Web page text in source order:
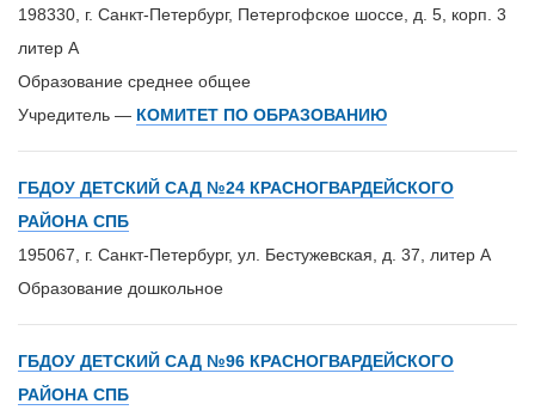
198330, г. Санкт-Петербург, Петергофское шоссе, д. 5, корп. 3
литер А
Образование среднее общее
Учредитель — КОМИТЕТ ПО ОБРАЗОВАНИЮ
ГБДОУ ДЕТСКИЙ САД №24 КРАСНОГВАРДЕЙСКОГО
РАЙОНА СПБ
195067, г. Санкт-Петербург, ул. Бестужевская, д. 37, литер А
Образование дошкольное
ГБДОУ ДЕТСКИЙ САД №96 КРАСНОГВАРДЕЙСКОГО
РАЙОНА СПБ